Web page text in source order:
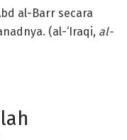
al-Barr secara
(al-‘Iraqi, al-